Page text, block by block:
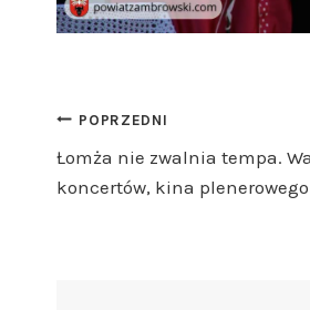
Nawigacja
wpisu
POPRZEDNI
Łomża nie zwalnia tempa.
koncertów, kina